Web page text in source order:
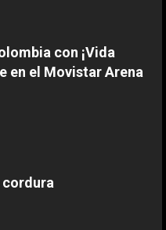
también contra
a Marruecos
con ¡Vida
en el Movistar Arena
cordura